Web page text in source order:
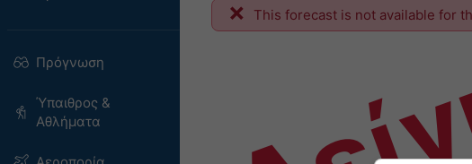
Πρόγνωση
Ύπαιθρος &
Αθλήματα
This forecast is not available for